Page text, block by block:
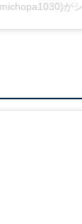
が